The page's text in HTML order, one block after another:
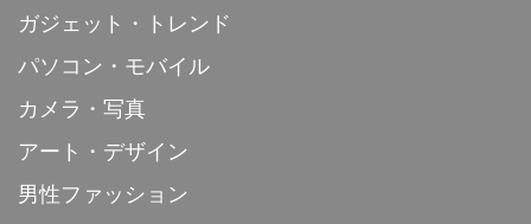
ガジェット・トレンド
パソコン・モバイル
カメラ・写真
アート・デザイン
男性ファッション